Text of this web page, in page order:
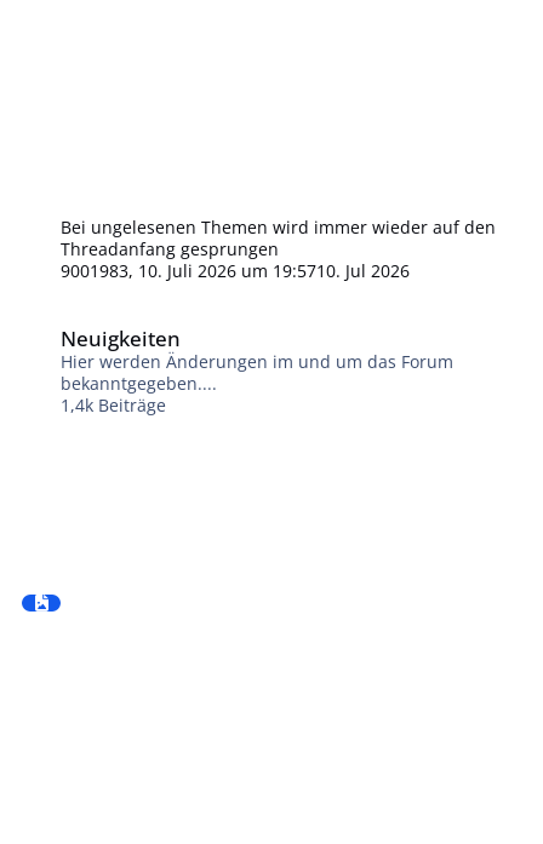
Bei ungelesenen Themen wird immer wieder auf den
Threadanfang gesprungen
9001983, 10. Juli 2026 um 19:5710. Jul 2026
Neuigkeiten
Hier werden Änderungen im und um das Forum
bekanntgegeben....
1,4k Beiträge